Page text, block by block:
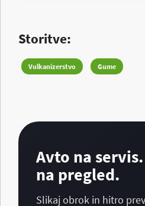
Storitve:
Vulkanizerstvo Gume
Avto na
na pregled.
Slikaj obrok in hitro